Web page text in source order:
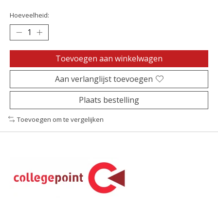
Hoeveelheid:
Toevoegen aan winkelwagen
Aan verlanglijst toevoegen
Plaats bestelling
Toevoegen om te vergelijken